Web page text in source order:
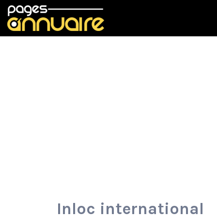
Rechercher:
Inloc international